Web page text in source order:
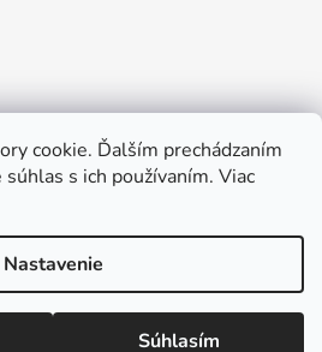
cookie. Ďalším prechádzaním
s ich používaním. Viac
Nastavenie
Súhlasím
Shoptet